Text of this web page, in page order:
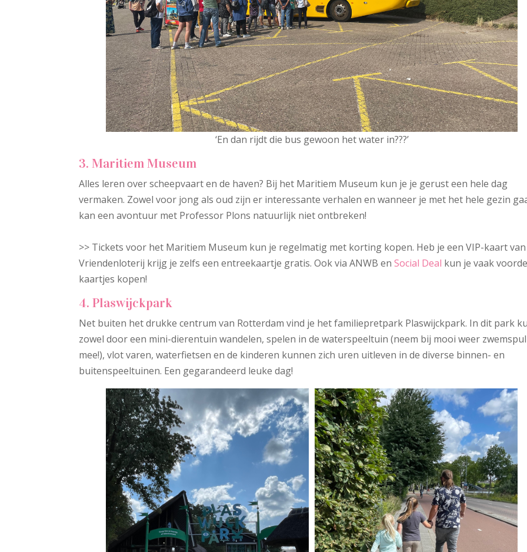
‘En dan rijdt die bus gewoon het water in???’
3. Maritiem Museum
Alles leren over scheepvaart en de haven? Bij het Maritiem Museum kun je je gerust een hele dag
vermaken. Zowel voor jong als oud zijn er interessante verhalen en wanneer je met het hele gezin
kan een avontuur met Professor Plons natuurlijk niet ontbreken!
>> Tickets voor het Maritiem Museum kun je regelmatig met korting kopen. Heb je een VIP-kaart
Vriendenloterij krijg je zelfs een entreekaartje gratis. Ook via ANWB enSocial Deal kun je vaak
kaartjes kopen!
4. Plaswijckpark
Net buiten het drukke centrum van Rotterdam vind je het familiepretpark Plaswijckpark. In dit park
zowel door een mini-dierentuin wandelen, spelen in de waterspeeltuin (neem bij mooi weer
mee!), vlot varen, waterfietsen en de kinderen kunnen zich uren uitleven in de diverse binnen- en
buitenspeeltuinen. Een gegarandeerd leuke dag!